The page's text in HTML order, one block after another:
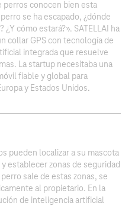
perros conocen bien esta
se ha escapado, ¿dónde
¿Y cómo estará?». SATELLAI ha
collar GPS con tecnología de
integrada que resuelve
La startup necesitaba una
fiable y global para
y Estados Unidos.
pueden localizar a su mascota
y establecer zonas de seguridad
sale de estas zonas, se
al propietario. En la
de inteligencia artificial